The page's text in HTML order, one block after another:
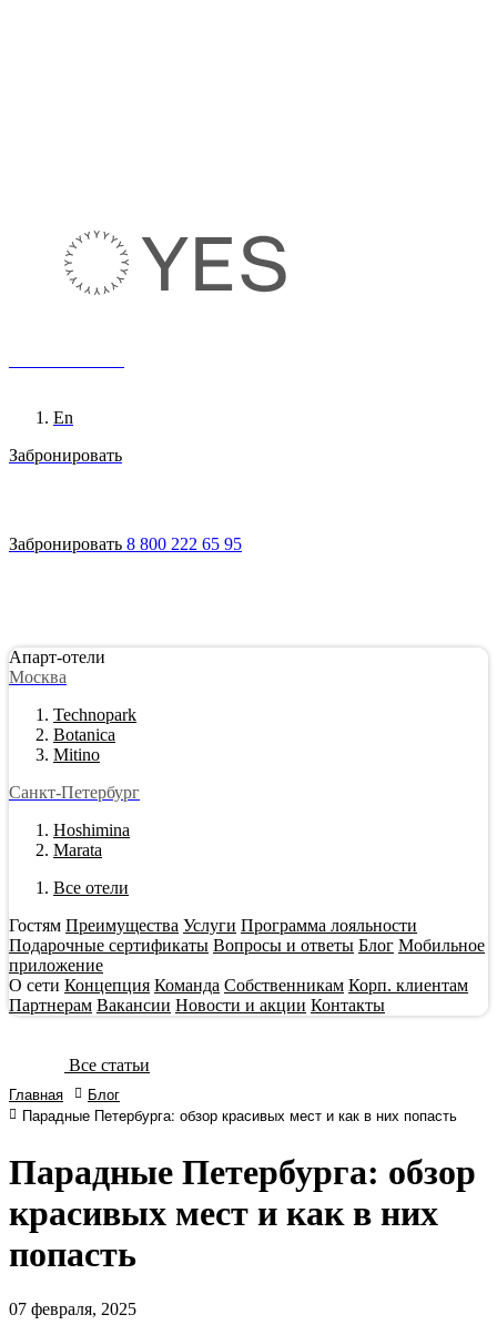
En
Забронировать
Забронировать 8 800 222 65 95
Апарт-отели
Москва
Technopark
Botanica
Mitino
Санкт-Петербург
Hoshimina
Marata
Все отели
Гостям Преимущества Услуги Программа лояльности
Подарочные сертификаты Вопросы и ответы Блог Мобильное
приложение
О сети Концепция Команда Собственникам Корп. клиентам
Партнерам Вакансии Новости и акции Контакты
Все статьи
Главная
Блог
Парадные Петербурга: обзор красивых мест и как в них попасть
Парадные Петербурга: обзор
красивых мест и как в них
попасть
07 февраля, 2025